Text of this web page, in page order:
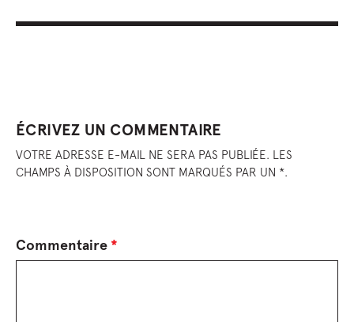
ÉCRIVEZ UN COMMENTAIRE
VOTRE ADRESSE E-MAIL NE SERA PAS PUBLIÉE. LES
CHAMPS À DISPOSITION SONT MARQUÉS PAR UN *.
Commentaire *